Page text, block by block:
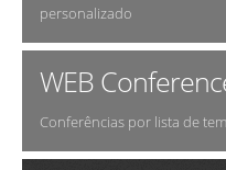
personalizado
WEB
Conferências por lista de